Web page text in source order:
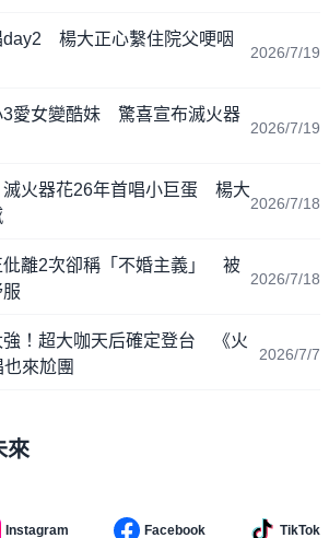
day2 楊大正心繫住院父哽咽
2026/7/19
3愛女變酷妹 驚喜宣布滅火器
2026/7/19
滅火器花26年首唱小巨蛋 楊大
2026/7/18
仳離2次卻稱「不婚主義」 被
2026/7/18
強！超大咖天后確定登台 《火
來尬團
2026/7/7
來
Instagram Facebook TikTok